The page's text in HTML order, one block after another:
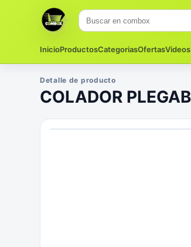
InicioProductosCategoriasOfertasVideos
Detalle de producto
COLADOR